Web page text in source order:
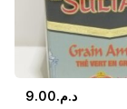
د.م.9.00